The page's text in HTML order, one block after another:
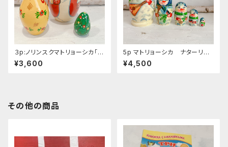
３p:ノリンスクマトリョーシカ「ク
リスマス 卵形」１２.５ｃｍ
¥3,600
5p マトリョーシカ ナターリア
作「雪だるまファミリー」１４ｃｍ
¥4,500
その他の商品